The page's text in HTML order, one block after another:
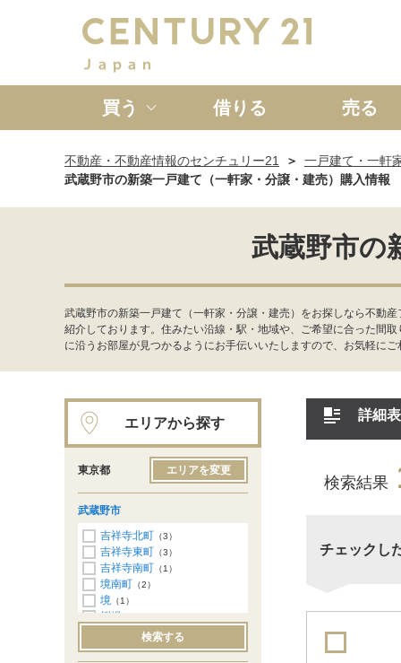
買う
新築一戸建て 中古一戸
借りる 売る
不動産・不動産情報のセンチュリー21
一戸建て・一軒
武蔵野市の新築一戸建て（一軒家・分譲・建売）購入情報
武蔵野市の
武蔵野市の新築一戸建て（一軒家・分譲・建売）をお探しなら不動
紹介しております。住みたい沿線・駅・地域や、ご希望に合った間
に沿うお部屋が見つかるようにお手伝いいたしますので、お気軽に
詳細
検索結果
チェックし
エリアから探す
東京都 エリアを変更
武蔵野市
吉祥寺北町 （3）
吉祥寺東町 （3）
吉祥寺南町 （1）
境南町 （2）
境 （1）
桜堤
（2）
西久保（1）
検索する